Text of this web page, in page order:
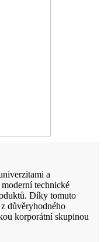
a
technické
Díky tomuto
důvěryhodného
korporátní skupinou